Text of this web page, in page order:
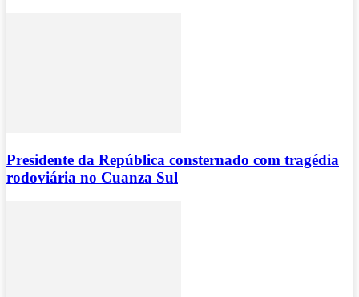
Presidente da República consternado com tragédia
rodoviária no Cuanza Sul